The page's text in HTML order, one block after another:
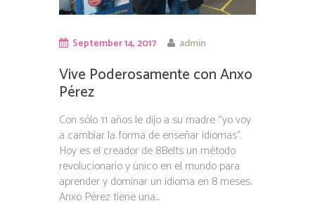
September 14, 2017 admin
Vive Poderosamente con Anxo
Pérez
Con sólo 11 años le dijo a su madre “yo voy
a cambiar la forma de enseñar idiomas”.
Hoy es el creador de 8Belts un método
revolucionario y único en el mundo para
aprender y dominar un idioma en 8 meses.
Anxo Pérez tiene una...